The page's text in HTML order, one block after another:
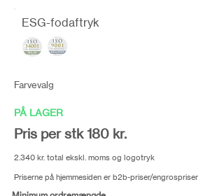
ESG-fodaftryk
Farvevalg
PÅ LAGER
Pris per stk 180 kr.
2.340 kr. total ekskl. moms og logotryk
Priserne på hjemmesiden er b2b-priser/engrospriser